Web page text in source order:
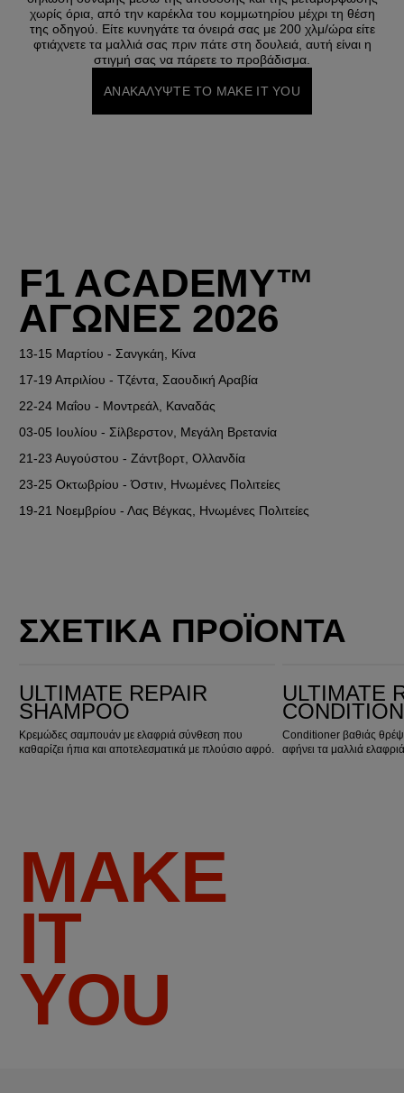
χωρίς όρια, από την καρέκλα του κομμωτηρίου μέχρι τη θέση
της οδηγού. Είτε κυνηγάτε τα όνειρά σας με 200 χλμ/ώρα είτε
φτιάχνετε τα μαλλιά σας πριν πάτε στη δουλειά, αυτή είναι η
στιγμή σας να πάρετε το προβάδισμα.
ΑΝΑΚΑΛΥΨΤΕ ΤΟ MAKE IT YOU
F1 ACADEMY™
ΑΓΩΝΕΣ 2026
13-15 Μαρτίου - Σανγκάη, Κίνα
17-19 Απριλίου - Τζέντα, Σαουδική Αραβία
22-24 Μαΐου - Μοντρεάλ, Καναδάς
03-05 Ιουλίου - Σίλβερστον, Μεγάλη Βρετανία
21-23 Αυγούστου - Ζάντβορτ, Ολλανδία
23-25 Οκτωβρίου - Όστιν, Ηνωμένες Πολιτείες
19-21 Νοεμβρίου - Λας Βέγκας, Ηνωμένες Πολιτείες
ΣΧΕΤΙΚΑ ΠΡΟΪΟΝΤΑ
ULTIMATE REPAIR
SHAMPOO
Κρεμώδες σαμπουάν με ελαφριά σύνθεση που
καθαρίζει ήπια και αποτελεσματικά με πλούσιο αφρό.
ULTIMATE
Conditioner βαθιάς
αφήνει τα μαλλιά
MAKE
IT
YOU